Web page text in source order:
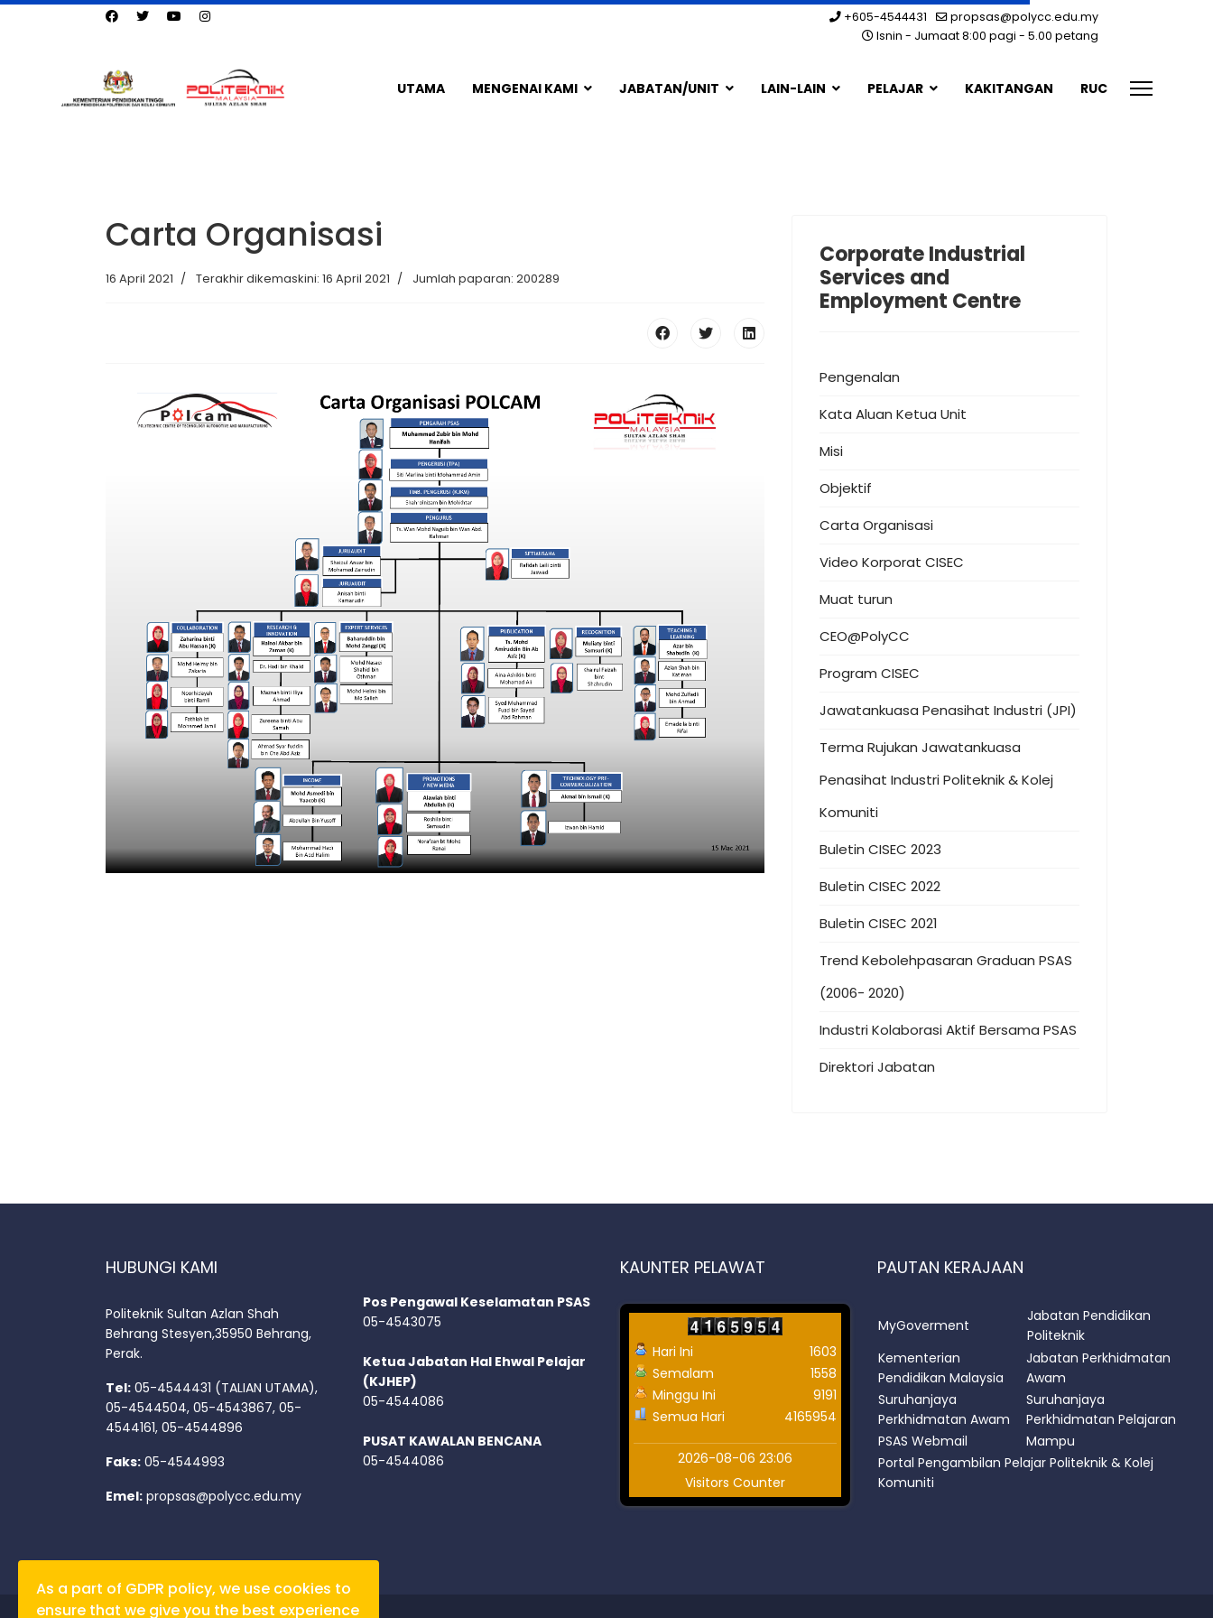
+605-4544431
propsas@polycc.edu.my
Isnin - Jumaat 8:00 pagi - 5.00 petang
UTAMA MENGENAI KAMI JABATAN/UNIT LAIN-LAIN PELAJAR KAKITANGAN RUC
Carta Organisasi
16 April 2021 Terakhir dikemaskini: 16 April 2021 Jumlah paparan: 200289
Corporate Industrial
Services and
Employment Centre
Pengenalan
Kata Aluan Ketua Unit
Misi
Objektif
Carta Organisasi
Video Korporat CISEC
Muat turun
CEO@PolyCC
Program CISEC
Jawatankuasa Penasihat Industri (JPI)
Terma Rujukan Jawatankuasa
Penasihat Industri Politeknik & Kolej
Komuniti
Buletin CISEC 2023
Buletin CISEC 2022
Buletin CISEC 2021
Trend Kebolehpasaran Graduan PSAS
(2006- 2020)
Industri Kolaborasi Aktif Bersama PSAS
Direktori Jabatan
HUBUNGI KAMI
Politeknik Sultan Azlan Shah
Behrang Stesyen,35950 Behrang,
Perak.
Tel: 05-4544431 (TALIAN UTAMA),
05-4544504, 05-4543867, 05-
4544161, 05-4544896
Faks: 05-4544993
Emel: propsas@polycc.edu.my
Pos Pengawal Keselamatan PSAS
05-4543075
Ketua Jabatan Hal Ehwal Pelajar
(KJHEP)
05-4544086
PUSAT KAWALAN BENCANA
05-4544086
KAUNTER PELAWAT
Hari Ini
Semalam
Minggu Ini
Semua Hari
1603
1558
9191
4165954
2026-08-06 23:06
Visitors Counter
PAUTAN KERAJAAN
MyGoverment
Jabatan Pendidikan
Politeknik
Kementerian
Pendidikan Malaysia
Jabatan Perkhidmatan
Awam
Suruhanjaya
Perkhidmatan Awam
Suruhanjaya
Perkhidmatan Pelajaran
PSAS Webmail
Mampu
Portal Pengambilan Pelajar Politeknik & Kolej
Komuniti
As a part of GDPR policy, we use cookies to
ensure that we give you the best experience